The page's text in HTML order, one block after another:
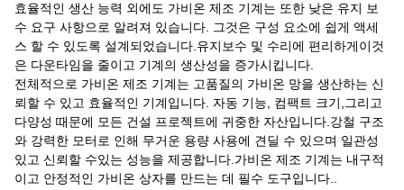
효율적인 생산 능력 외에도 가비온 제조 기계는 또한 낮은 유지 보
수 요구 사항으로 알려져 있습니다. 그것은 구성 요소에 쉽게 액세
스 할 수 있도록 설계되었습니다.유지보수 및 수리에 편리하게이것
은 다운타임을 줄이고 기계의 생산성을 증가시킵니다.
전체적으로 가비온 제조 기계는 고품질의 가비온 망을 생산하는 신
뢰할 수 있고 효율적인 기계입니다. 자동 기능, 컴팩트 크기,그리고
다양성 때문에 모든 건설 프로젝트에 귀중한 자산입니다.강철 구조
와 강력한 모터로 인해 무거운 용량 사용에 견딜 수 있으며 일관성
있고 신뢰할 수있는 성능을 제공합니다.가비온 제조 기계는 내구적
이고 안정적인 가비온 상자를 만드는 데 필수 도구입니다..